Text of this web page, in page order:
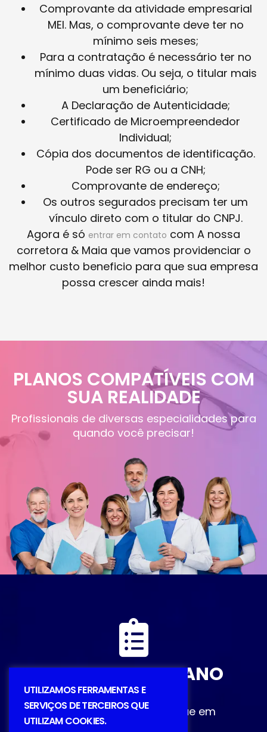
Comprovante da atividade empresarial
MEI. Mas, o comprovante deve ter no
mínimo seis meses;
Para a contratação é necessário ter no
mínimo duas vidas. Ou seja, o titular mais
um beneficiário;
A Declaração de Autenticidade;
Certificado de Microempreendedor
Individual;
Cópia dos documentos de identificação.
Pode ser RG ou a CNH;
Comprovante de endereço;
Os outros segurados precisam ter um
vínculo direto com o titular do CNPJ.
Agora é só entrar em contato com A nossa
corretora & Maia que vamos providenciar o
melhor custo beneficio para que sua empresa
possa crescer ainda mais!
PLANOS COMPATÍVEIS COM
SUA REALIDADE
Profissionais de diversas especialidades para
quando você precisar!
DESCUBRA O PLANO
IDEAL
Entre em contato ou clique em
Simulação
UTILIZAMOS FERRAMENTAS E
SERVIÇOS DE TERCEIROS QUE
UTILIZAM COOKIES.